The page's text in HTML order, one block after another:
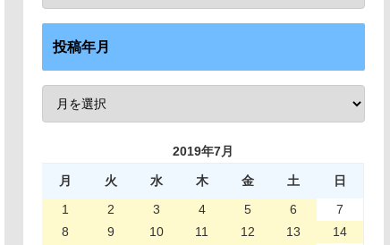
投稿年月
2019年7月
月 火 水 木 金 土
日
1
2 3 4 5 6
7
8
9 10 11 12 13
14